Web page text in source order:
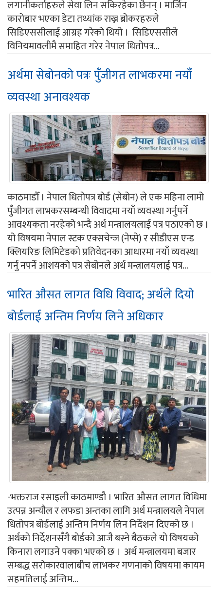
लगानीकर्ताहरुले सेवा लिन सकिरहेका छैनन् । मार्जिन
कारोबार भएका डेटा तथ्यांक राख्न ब्रोकरहरुले
सिडिएससीलाई आग्रह गरेको थियो । सिडिएससीले
विनियमावलीमै समाहित गरेर नेपाल धितोपत्र...
अर्थमा सेबोनको पत्रः पुँजीगत लाभकरमा नयाँ
व्यवस्था अनावश्यक
काठमाडौँ । नेपाल धितोपत्र बोर्ड (सेबोन) ले एक महिना लामो
पुँजीगत लाभकरसम्बन्धी विवादमा नयाँ व्यवस्था गर्नुपर्ने
आवश्यकता नरहेको भन्दै अर्थ मन्त्रालयलाई पत्र पठाएको छ ।
यो विषयमा नेपाल स्टक एक्सचेन्ज (नेप्से) र सीडीएस एन्ड
क्लियरिङ लिमिटेडको प्रतिवेदनका आधारमा नयाँ व्यवस्था
गर्नु नपर्ने आशयको पत्र सेबोनले अर्थ मन्त्रालयलाई पत्र...
भारित औसत लागत विधि विवाद; अर्थले दियो
बोर्डलाई अन्तिम निर्णय लिने अधिकार
-भक्तराज रसाइली काठमाण्डौ । भारित औसत लागत विधिमा
उत्पन्न अन्यौल र लफडा अन्तका लागि अर्थ मन्त्रालयले नेपाल
धितोपत्र बोर्डलाई अन्तिम निर्णय लिन निर्देशन दिएको छ ।
अर्थको निर्देशनसँगै बोर्डको आजै बस्ने बैठकले यो विषयको
किनारा लगाउने पक्का भएको छ । अर्थ मन्त्रालयमा बजार
सम्बद्ध सरोकारवालाबीच लाभकर गणनाको विषयमा कायम
सहमतिलाई अन्तिम...